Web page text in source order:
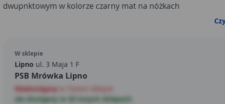
dwupnktowym w kolorze czarny mat na nóżkach
W sklepie
Lipno ul. 3 Maja 1 F
PSB Mrówka Lipno
Niedostępny w Twoim sklepie
ale dostępny w 20 innych sklepach